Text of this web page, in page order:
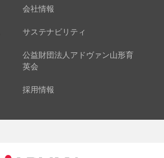
会社情報
サステナビリティ
公益財団法人アドヴァン山形育
英会
採用情報